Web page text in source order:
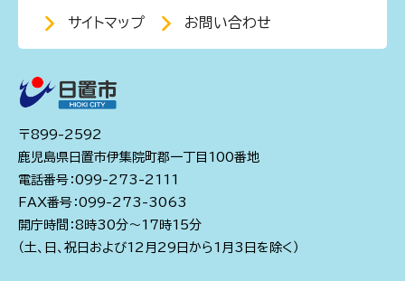
サイトマップ お問い合わせ
〒899-2592
鹿児島県日置市伊集院町郡一丁目100番地
電話番号：099-273-2111
FAX番号：099-273-3063
開庁時間：8時30分～17時15分
（土、日、祝日および12月29日から1月3日を除く）